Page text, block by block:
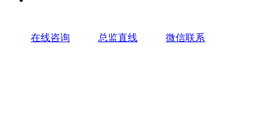
在线咨询 总监直线 微信联系